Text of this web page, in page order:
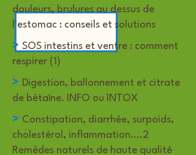
douleurs, brulures au dessus de
l'estomac : conseils et solutions
> SOS intestins et ventre : comment
respirer (1)
> Digestion, ballonnement et citrate
de bétaïne. INFO ou INTOX
> Constipation, diarrhée, surpoids,
cholestérol, inflammation....2
Remèdes naturels de haute qualité